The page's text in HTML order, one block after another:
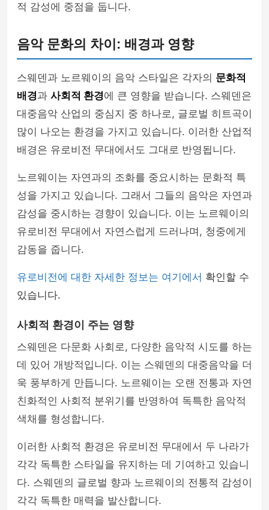
적 감성에 중점을 둡니다.
음악 문화의 차이: 배경과 영향
스웨덴과 노르웨이의 음악 스타일은 각자의 문화적
배경과 사회적 환경에 큰 영향을 받습니다. 스웨덴은
대중음악 산업의 중심지 중 하나로, 글로벌 히트곡이
많이 나오는 환경을 가지고 있습니다. 이러한 산업적
배경은 유로비전 무대에서도 그대로 반영됩니다.
노르웨이는 자연과의 조화를 중요시하는 문화적 특
성을 가지고 있습니다. 그래서 그들의 음악은 자연과
감성을 중시하는 경향이 있습니다. 이는 노르웨이의
유로비전 무대에서 자연스럽게 드러나며, 청중에게
감동을 줍니다.
유로비전에 대한 자세한 정보는 여기에서 확인할 수
있습니다.
사회적 환경이 주는 영향
스웨덴은 다문화 사회로, 다양한 음악적 시도를 하는
데 있어 개방적입니다. 이는 스웨덴의 대중음악을 더
욱 풍부하게 만듭니다. 노르웨이는 오랜 전통과 자연
친화적인 사회적 분위기를 반영하여 독특한 음악적
색채를 형성합니다.
이러한 사회적 환경은 유로비전 무대에서 두 나라가
각각 독특한 스타일을 유지하는 데 기여하고 있습니
다. 스웨덴의 글로벌 향과 노르웨이의 전통적 감성이
각각 독특한 매력을 발산합니다.